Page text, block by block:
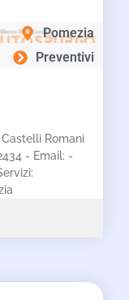
Pomezia
Preventivi
Romani
- Email: -